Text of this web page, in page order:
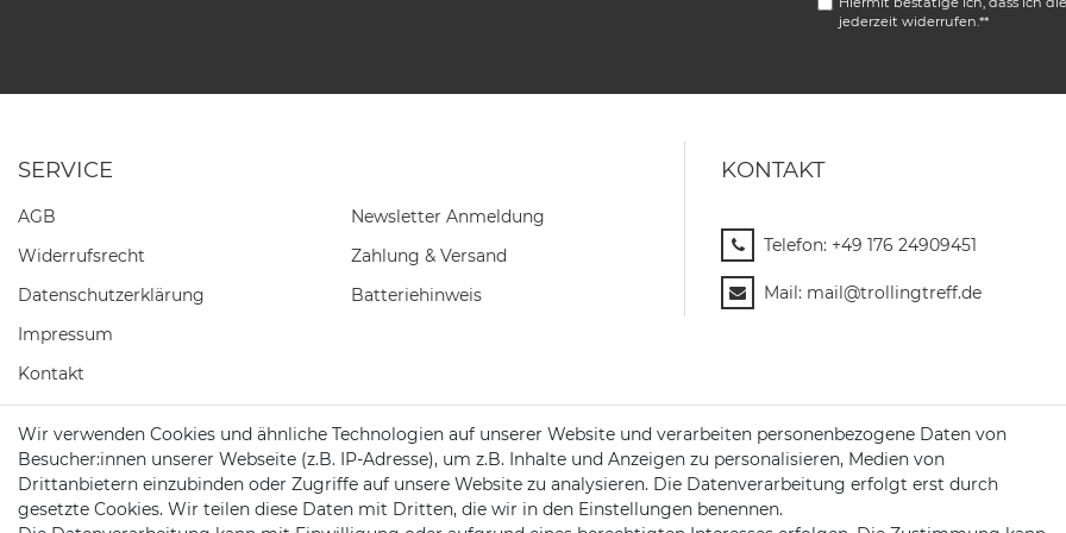
jederzeit widerrufen.**
SERVICE
AGB
Widerrufs­recht
Daten­schutz­erklärung
Impressum
Kontakt
Barrierefreiheitserklärung
Vertrag widerrufen
Newsletter Anmeldung
Zahlung & Versand
Batteriehinweis
KONTAKT
Telefon: +49 176 24909451
Mail: mail@trollingtreff.de
Wir verwenden Cookies und ähnliche Technologien auf unserer Website und verarbeiten personenbezogene Daten von
Besucher:innen unserer Webseite (z.B. IP-Adresse), um z.B. Inhalte und Anzeigen zu personalisieren, Medien von
Drittanbietern einzubinden oder Zugriffe auf unsere Website zu analysieren. Die Datenverarbeitung erfolgt erst durch
gesetzte Cookies. Wir teilen diese Daten mit Dritten, die wir in den Einstellungen benennen.